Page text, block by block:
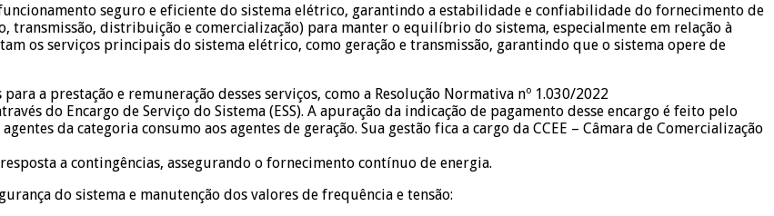
seguro e eficiente do sistema elétrico, garantindo a estabilidade e confiabilidade do fornecimento de
transmissão, distribuição e comercialização) para manter o equilíbrio do sistema, especialmente em relação à
os serviços principais do sistema elétrico, como geração e transmissão, garantindo que o sistema opere de
a prestação e remuneração desses serviços, como a Resolução Normativa nº 1.030/2022
do Encargo de Serviço do Sistema (ESS). A apuração da indicação de pagamento desse encargo é feito pelo
da categoria consumo aos agentes de geração. Sua gestão fica a cargo da CCEE – Câmara de Comercialização
a contingências, assegurando o fornecimento contínuo de energia.
do sistema e manutenção dos valores de frequência e tensão: